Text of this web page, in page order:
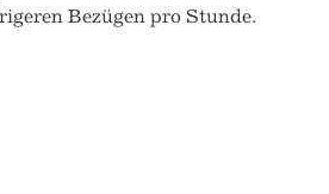
Bezügen pro Stunde.